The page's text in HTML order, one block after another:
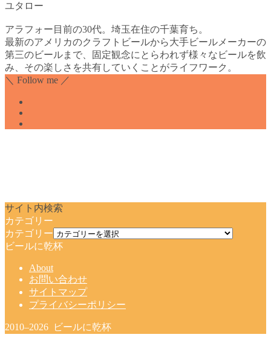
ユタロー
アラフォー目前の30代。埼玉在住の千葉育ち。
最新のアメリカのクラフトビールから大手ビールメーカーの
第三のビールまで、固定観念にとらわれず様々なビールを飲
み、その楽しさを共有していくことがライフワーク。
＼ Follow me ／
サイト内検索
カテゴリー
カテゴリー
ビールに乾杯
About
お問い合わせ
サイトマップ
プライバシーポリシー
2010–2026 ビールに乾杯